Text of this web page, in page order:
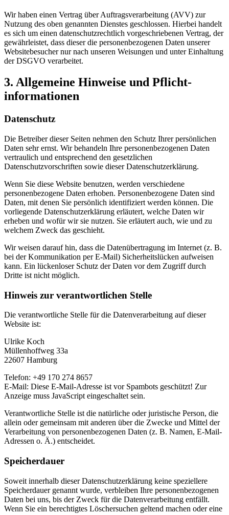
Wir haben einen Vertrag über Auftragsverarbeitung (AVV) zur
Nutzung des oben genannten Dienstes geschlossen. Hierbei handelt
es sich um einen datenschutzrechtlich vorgeschriebenen Vertrag, der
gewährleistet, dass dieser die personenbezogenen Daten unserer
Websitebesucher nur nach unseren Weisungen und unter Einhaltung
der DSGVO verarbeitet.
3. Allgemeine Hinweise und Pflicht­
informationen
Datenschutz
Die Betreiber dieser Seiten nehmen den Schutz Ihrer persönlichen
Daten sehr ernst. Wir behandeln Ihre personenbezogenen Daten
vertraulich und entsprechend den gesetzlichen
Datenschutzvorschriften sowie dieser Datenschutzerklärung.
Wenn Sie diese Website benutzen, werden verschiedene
personenbezogene Daten erhoben. Personenbezogene Daten sind
Daten, mit denen Sie persönlich identifiziert werden können. Die
vorliegende Datenschutzerklärung erläutert, welche Daten wir
erheben und wofür wir sie nutzen. Sie erläutert auch, wie und zu
welchem Zweck das geschieht.
Wir weisen darauf hin, dass die Datenübertragung im Internet (z. B.
bei der Kommunikation per E-Mail) Sicherheitslücken aufweisen
kann. Ein lückenloser Schutz der Daten vor dem Zugriff durch
Dritte ist nicht möglich.
Hinweis zur verantwortlichen Stelle
Die verantwortliche Stelle für die Datenverarbeitung auf dieser
Website ist:
Ulrike Koch
Müllenhoffweg 33a
22607 Hamburg
Telefon: +49 170 274 8657
E-Mail: Diese E-Mail-Adresse ist vor Spambots geschützt! Zur
Anzeige muss JavaScript eingeschaltet sein.
Verantwortliche Stelle ist die natürliche oder juristische Person, die
allein oder gemeinsam mit anderen über die Zwecke und Mittel der
Verarbeitung von personenbezogenen Daten (z. B. Namen, E-Mail-
Adressen o. Ä.) entscheidet.
Speicherdauer
Soweit innerhalb dieser Datenschutzerklärung keine speziellere
Speicherdauer genannt wurde, verbleiben Ihre personenbezogenen
Daten bei uns, bis der Zweck für die Datenverarbeitung entfällt.
Wenn Sie ein berechtigtes Löschersuchen geltend machen oder eine